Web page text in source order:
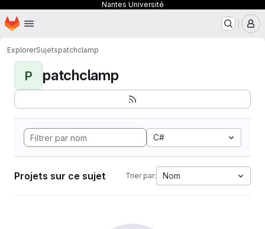
Nantes Université
Passer au contenu principal
Page d'accueil
ExplorerSujetspatchclamp
P patchclamp
C#
Projets sur ce sujet Trier par: Nom